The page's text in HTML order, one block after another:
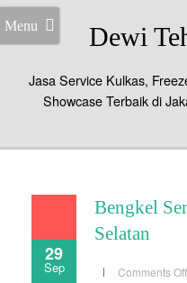
Menu Dewi
Jasa Service Kulkas,
Showcase Terbaik di
29
Sep
Bengkel
Selatan
Comments Off